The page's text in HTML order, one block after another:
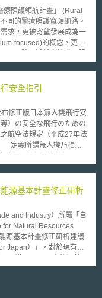
也透過網路開放之平
forum/），該網路
快有利於視障者接觸資訊
視障者，但目前於全球各
具很少，在多數國家中，
權利，例如藉由點字書
增進其接取資訊的機會與
其著作權合理使用範圍是
照護領航計畫」 (Rural
同的醫療照護寬頻網路。
求，更被寄望發展成為一
focused)的概念，更促
者購買所需頻寬時的議價
服務進行新階段的革新，
規劃的目的，在於提供計
可透過購買所需之寬頻服
取得所需之頻寬。不過
一定經濟規模的醫療聯
具佈建之資格。另外，
行最具成本效益之決定。
療業者的困境時，運用寬
者的結盟，讓城市醫療團
得的實證資料，透過網路
以提供更完善的服務。普
但更上一層樓的是以滿足
安全指引
修正版日本無人機飛行安
）の安全な飛行のための
航空法規定（平成27年法
在航空站周邊空域（包含
後日沒前，且需在直接肉
車輛等物體應距離30公尺
飛行，也不得輸送爆裂物
注意事項，例如飛行場所
降場所、高速公路或高速
所、電波塔及無線電設施
源基本計畫修正研析
and Industry）所屬「自
for Natural Resources
源基本計畫修正研析建議
Japan）」，對於現有日
碳目標（相較1990年水
產業作為省調修參考。此